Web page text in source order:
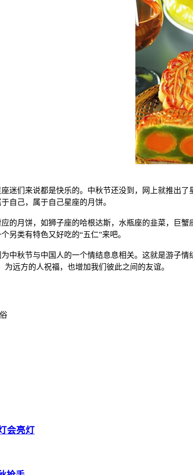
们来说都是快乐的。中秋节还没到，网上就推出了
自己，属于自己星座的月饼。
月饼，如狮子座的哈根达斯，水瓶座的韭菜，巨蟹
另类有特色又好吃的“五仁”来吧。
秋节与中国人的一个情结息息相关。这就是游子情
远方的人祝福，也增加我们彼此之间的友谊。
会亮灯